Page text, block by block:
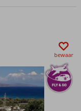
bewaar